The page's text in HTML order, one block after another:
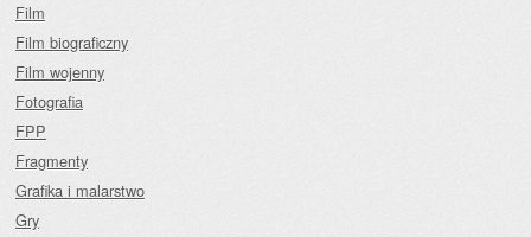
Film
Film biograficzny
Film wojenny
Fotografia
FPP
Fragmenty
Grafika i malarstwo
Gry